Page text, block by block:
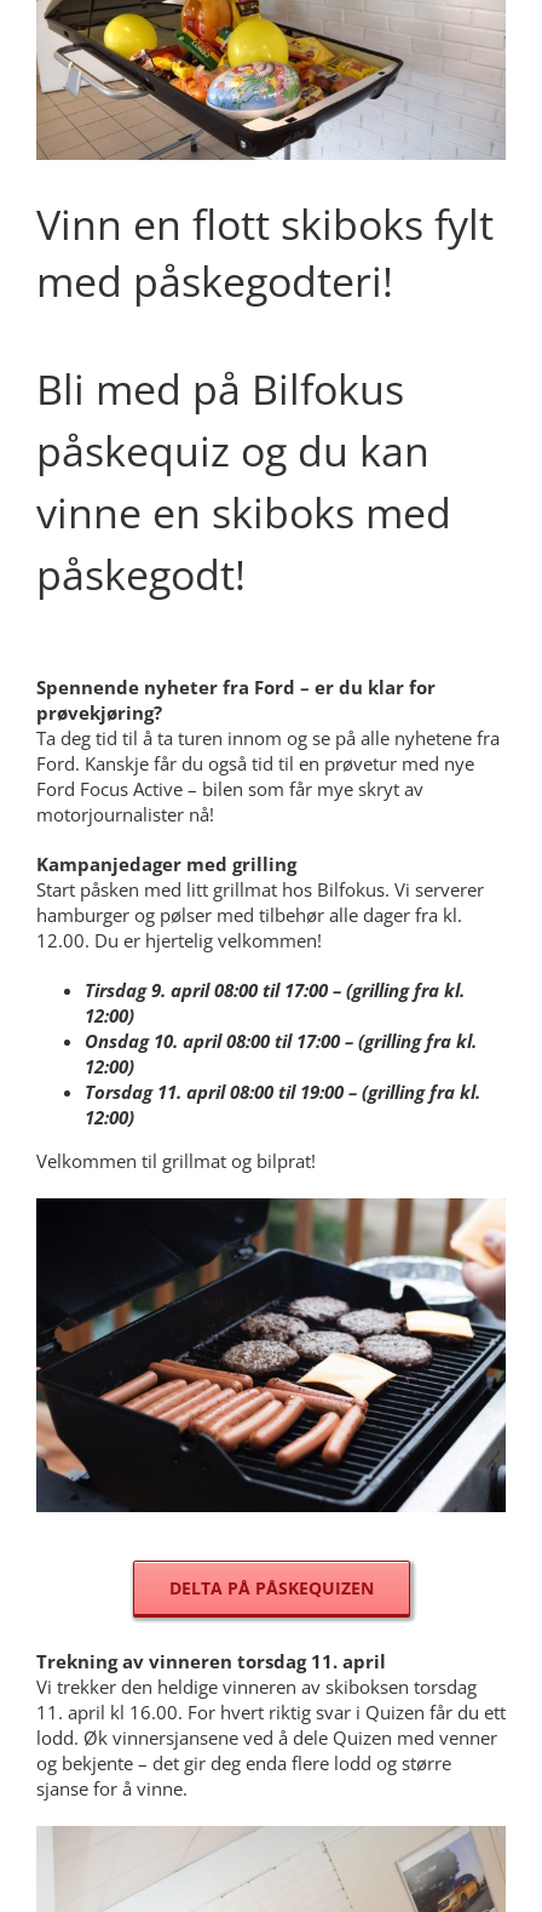
Vinn en flott skiboks fylt
med påskegodteri!
Bli med på Bilfokus
påskequiz og du kan
vinne en skiboks med
påskegodt!
Spennende nyheter fra Ford – er du klar for
prøvekjøring?
Ta deg tid til å ta turen innom og se på alle nyhetene fra
Ford. Kanskje får du også tid til en prøvetur med nye
Ford Focus Active – bilen som får mye skryt av
motorjournalister nå!
Kampanjedager med grilling
Start påsken med litt grillmat hos Bilfokus. Vi serverer
hamburger og pølser med tilbehør alle dager fra kl.
12.00. Du er hjertelig velkommen!
Tirsdag 9. april 08:00 til 17:00 – (grilling fra kl.
12:00)
Onsdag 10. april 08:00 til 17:00 – (grilling fra kl.
12:00)
Torsdag 11. april 08:00 til 19:00 – (grilling fra kl.
12:00)
Velkommen til grillmat og bilprat!
DELTA PÅ PÅSKEQUIZEN
Trekning av vinneren torsdag 11. april
Vi trekker den heldige vinneren av skiboksen torsdag
11. april kl 16.00. For hvert riktig svar i Quizen får du ett
lodd. Øk vinnersjansene ved å dele Quizen med venner
og bekjente – det gir deg enda flere lodd og større
sjanse for å vinne.